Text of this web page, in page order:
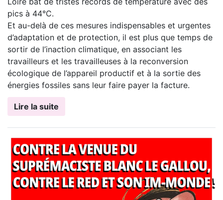
pics à 44°C.
Et au-delà de ces mesures indispensables et urgentes
d’adaptation et de protection, il est plus que temps de
sortir de l’inaction climatique, en associant les
travailleurs et les travailleuses à la reconversion
écologique de l’appareil productif et à la sortie des
énergies fossiles sans leur faire payer la facture.
Lire la suite